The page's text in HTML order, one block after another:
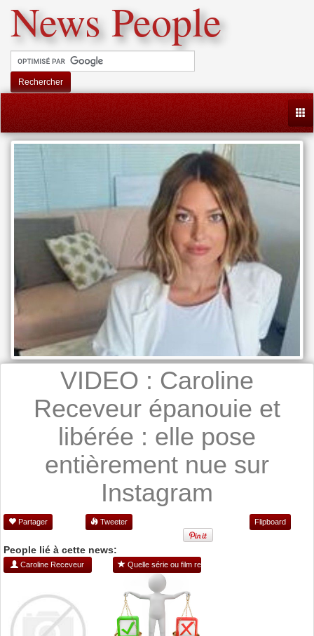
News People
Rechercher
VIDEO : Caroline
Receveur épanouie et
libérée : elle pose
entièrement nue sur
Instagram
Partager Tweeter Flipboard
People lié à cette news:
Caroline Receveur Quelle série ou film regarder ?